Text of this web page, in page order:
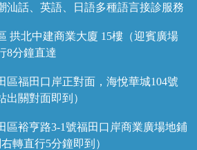
汕話、英語、日語多種語言接診服務
拱北中建商業大廈 15樓（迎賓廣場
8分鐘直達
區福田口岸正對面，海悅華城104號
出關對面即到）
區裕亨路3-1號福田口岸商業廣場地鋪
轉直行5分鐘即到）